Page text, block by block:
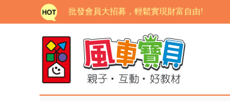
批發會員大招募，輕鬆實現財富自由!
如需更改或重開發票 需在訂單成立三天內通
老師您好!!幼教會員火熱招募中~
海外購物免煩惱！點我查看『海外購物流程